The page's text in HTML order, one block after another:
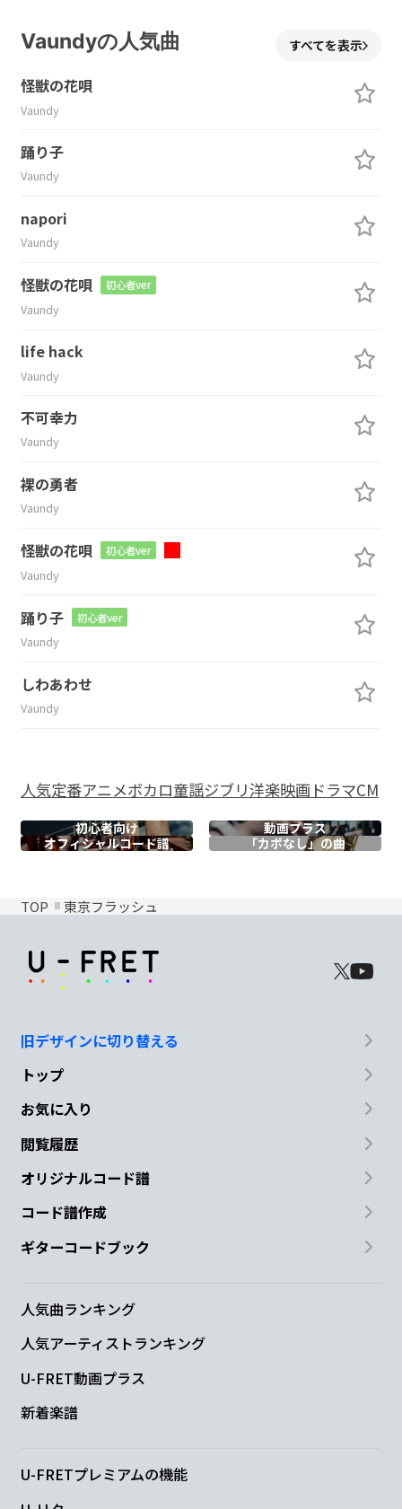
Vaundyの人気曲 すべてを表示
怪獣の花唄
Vaundy
踊り子
Vaundy
napori
Vaundy
怪獣の花唄 初心者ver
Vaundy
life hack
Vaundy
不可幸力
Vaundy
裸の勇者
Vaundy
怪獣の花唄 初心者ver
Vaundy
踊り子 初心者ver
Vaundy
しわあわせ
Vaundy
人気定番アニメボカロ童謡ジブリ洋楽映画ドラマCM
初心者向け
動画プラス
オフィシャルコード譜 「カポなし」の曲
TOP 東京フラッシュ
旧デザインに切り替える
トップ
お気に入り
閲覧履歴
オリジナルコード譜
コード譜作成
ギターコードブック
人気曲ランキング
人気アーティストランキング
U-FRET動画プラス
新着楽譜
U-FRETプレミアムの機能